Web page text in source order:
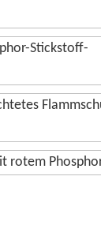
Stickstoff-
rotem